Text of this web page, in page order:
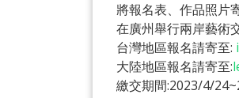
將報名表、作品照片
在廣州舉行兩岸藝術
台灣地區報名請寄至:
大陸地區報名請寄至:
繳交期間:2023/4/